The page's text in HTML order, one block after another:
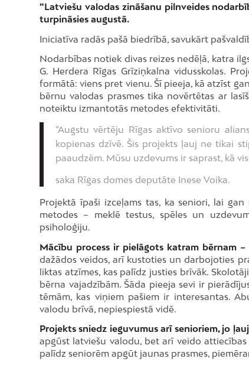
“Latviešu valodas zināšanu pilnveides
turpināsies augustā.
Iniciatīva radās pašā biedrībā, savukārt
Nodarbības notiek divas reizes nedēļā, katra
G. Herdera Rīgas Grīziņkalna vidusskolas.
formātā: viens pret vienu. Šī pieeja, kā atzīst
bērnu valodas prasmes tika novērtētas ar
noteiktu izmantotās metodes efektivitāti.
“Augstu vērtēju Rīgas aktīvo senioru
kopienas dzīvē. Šis projekts ļauj ne tikai
paaudzēm. Mūsu uzdevums ir saprast, kā
saka Rīgas domes deputāte Inese Voika.
Projektā īpaši izceļams tas, ka seniori, lai
metodes – meklē testus, spēles un
psiholoģiju.
Mācību process ir pielāgots katram bērnam
dažādos veidos, arī kustoties un darbojoties
liktas atzīmes, kas palīdz justies brīvāk.
bērna vajadzībām. Šāda pieeja sevi ir
tēmām, kas viņiem pašiem ir interesantas.
valodu brīvā, nepiespiestā vidē.
Projekts sniedz ieguvumus arī senioriem, jo
apgūst latviešu valodu, bet arī veido
palīdz seniorēm apgūt jaunas prasmes,